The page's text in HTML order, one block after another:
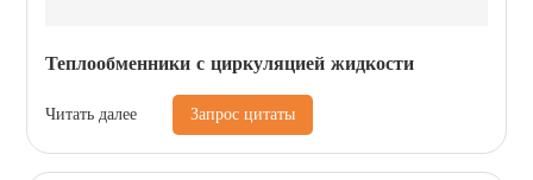
Теплообменники с циркуляцией жидкости
Читать далее Запрос цитаты